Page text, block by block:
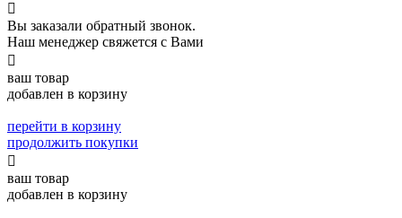

Вы заказали обратный звонок.
Наш менеджер свяжется с Вами

ваш товар
добавлен в корзину
перейти в корзину
продолжить покупки

ваш товар
добавлен в корзину